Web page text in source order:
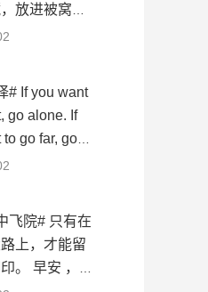
放进被窝
一起沉淀...
# If you want
go alone. If
go far, go
飞院# 只有在
上，才能留
。 早安 ，这